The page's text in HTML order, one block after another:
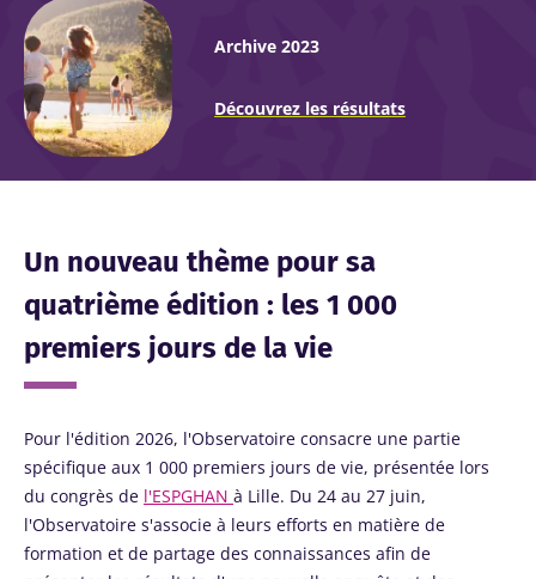
Archive 2023
Découvrez les résultats
Un nouveau thème pour sa
quatrième édition : les 1 000
premiers jours de la vie
Pour l'édition 2026, l'Observatoire consacre une partie
spécifique aux 1 000 premiers jours de vie, présentée lors
du congrès de l'ESPGHAN à Lille. Du 24 au 27 juin,
l'Observatoire s'associe à leurs efforts en matière de
formation et de partage des connaissances afin de